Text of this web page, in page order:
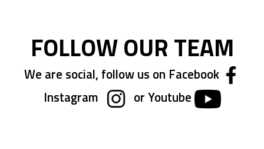
FOLLOW OUR TEAM
We are social, follow us on Facebook
Instagram
or Youtube